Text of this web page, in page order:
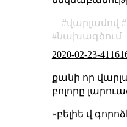
վարլամով
նախագծում
2020-02-23-
քանի որ
բոլորը
«բելիե վ